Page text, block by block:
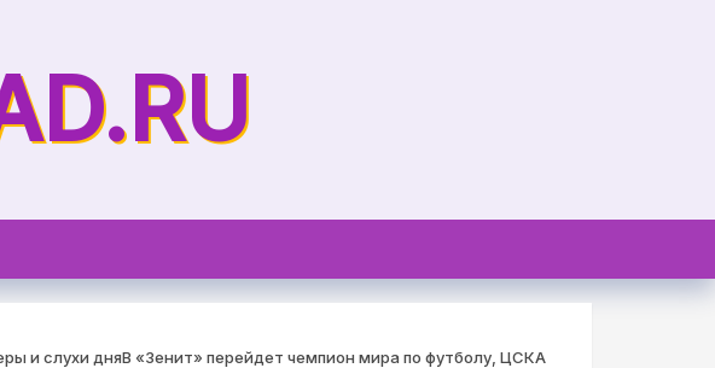
и слухи дняВ «Зенит» перейдет чемпион мира по футболу, ЦСКА